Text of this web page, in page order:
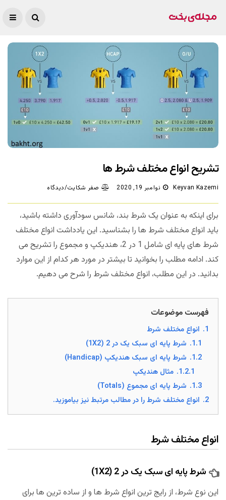
تشریح انواع مختلف شرط ها
Keyvan Kazemi نوامبر 19, 2020 صفر شکایت/دیدگاه
برای اینکه به عنوان یک شرط بند، شانس سودآوری داشته باشید،
باید انواع مختلف شرط ها را بشناسید. این یادداشت انواع مختلف
شرط های پایه ای شامل 1 در 2، هندیکپ و مجموع را تشریح می
کند. ادامه مطلب را بخوانید تا بیشتر در مورد هر کدام از این موارد
بدانید. در این مطلب، انواع مختلف شرط را شرح می دهیم.
فهرست موضوعات
1. انواع مختلف شرط
1.1. شرط پایه ای سبک یک در 2 (1X2)
1.2. شرط پایه ای سبک هندیکپ (Handicap)
1.2.1. مثال هندیکپ
1.3. شرط پایه ای مجموع (Totals)
2. انواع مختلف شرط را در مطالب مرتبط نیز بیاموزید.
انواع مختلف شرط
شرط پایه ای سبک یک در 2 (1X2)
این نوع شرط، از رایج ترین انواع شرط ها و از ساده ترین ها برای